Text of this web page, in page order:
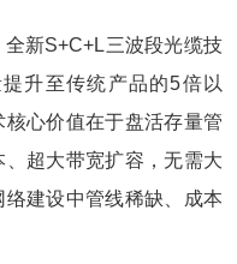
新S+C+L三波段光缆技
升至传统产品的5倍以
核心价值在于盘活存量管
超大带宽扩容，无需大
建设中管线稀缺、成本